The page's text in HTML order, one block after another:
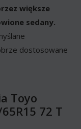
większe
sedany.
dostosowane
Toyo
72 T